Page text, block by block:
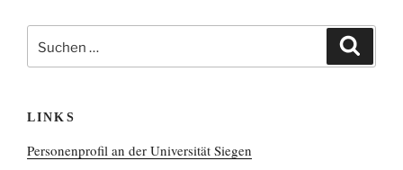
nach:
LINKS
Personenprofil an der Universität Siegen